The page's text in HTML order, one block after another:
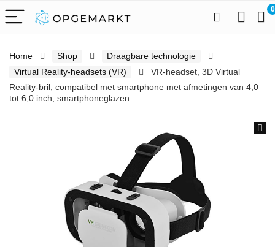
0
Home Shop
Draagbare technologie
Virtual Reality-headsets (VR)
VR-headset, 3D Virtual
Reality-bril, compatibel met smartphone met afmetingen van 4,0
tot 6,0 inch, smartphoneglazen…